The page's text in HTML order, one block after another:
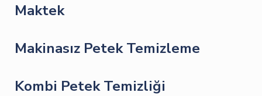
Maktek
Makinasız Petek Temizleme
Kombi Petek Temizliği